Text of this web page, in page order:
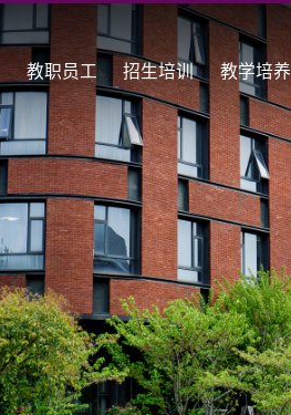
教职员工 招生培训 教学培养